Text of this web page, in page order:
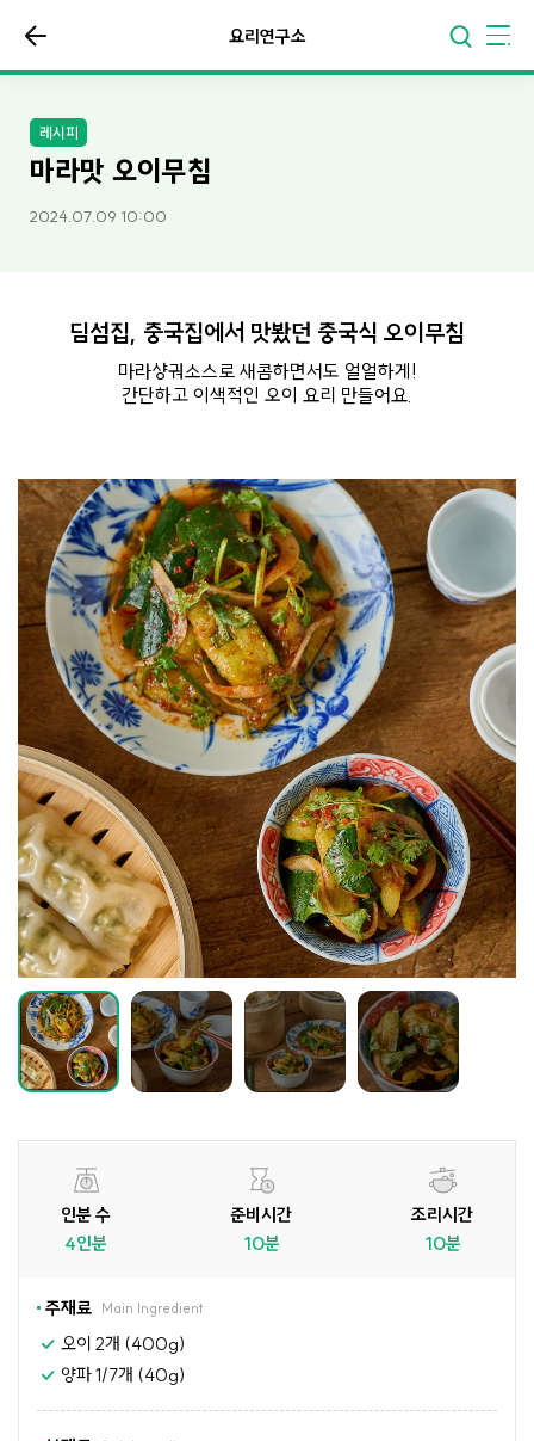
요리연구소
레시피
마라맛 오이무침
2024.07.09 10:00
딤섬집, 중국집에서 맛봤던 중국식 오이무침
마라샹궈소스로 새콤하면서도 얼얼하게!
간단하고 이색적인 오이 요리 만들어요.
인분 수
4인분
준비시간
10분
조리시간
10분
주재료 Main Ingredient
오이 2개 (400g)
양파 1/7개 (40g)